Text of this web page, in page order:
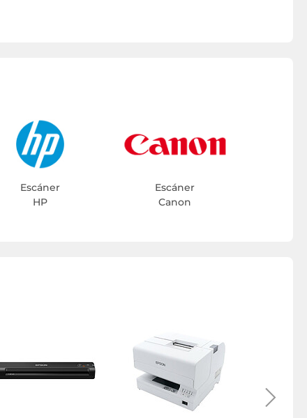
Escáner
HP
Escáner
Canon